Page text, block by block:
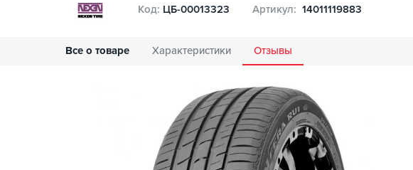
Все о товаре Характеристики Отзывы
Код: ЦБ-00013323 Артикул: 14011119883